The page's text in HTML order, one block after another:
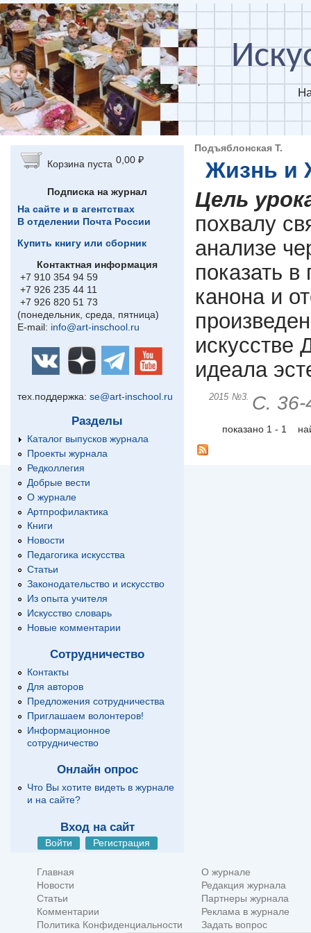
Перейти к основному содержанию
Корзина пуста 0,00 ₽
Подписка на журнал
На сайте и в агентствах
В отделении Почта России
Купить книгу или сборник
Контактная информация
+7 910 354 94 59
+7 926 235 44 11
+7 926 820 51 73
(понедельник, среда, пятница)
E-mail: info@art-inschool.ru
тех.поддержка: se@art-inschool.ru
Разделы
Каталог выпусков журнала
Проекты журнала
Редколлегия
Добрые вести
О журнале
Артпрофилактика
Книги
Новости
Педагогика искусства
Статьи
Законодательство и искусство
Из опыта учителя
Искусство словарь
Новые комментарии
Сотрудничество
Контакты
Для авторов
Предложения сотрудничества
Приглашаем волонтеров!
Информационное
сотрудничество
Онлайн опрос
Что Вы хотите видеть в журнале
и на сайте?
Вход на сайт
Войти Регистрация
Подъяблонская Т.
Жизнь и
Цель
похвалу
анализе
показать
канона и
искусстве
идеала
2015 №3. С. 36-
показано 1 - 1
Главная
О журнале
Новости
Редакция журнала
Статьи
Партнеры журнала
Комментарии
Реклама в журнале
Политика Конфиденциальности
Задать вопрос